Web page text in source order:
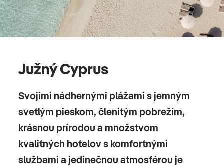
Južný Cyprus
Svojimi nádhernými plážami s jemným
svetlým pieskom, členitým pobrežím,
krásnou prírodou a množstvom
kvalitných hotelov s komfortnými
službami a jedinečnou atmosférou je